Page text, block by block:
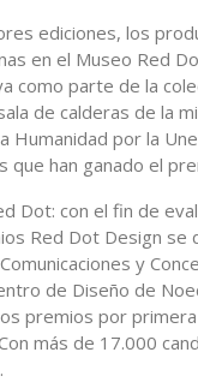
ediciones, los
en el Museo Red
como parte de la
de calderas de la
Humanidad por la
que han ganado el
Dot: con el fin de
Red Dot Design se
y
de Diseño de
premios por
más de 17.000